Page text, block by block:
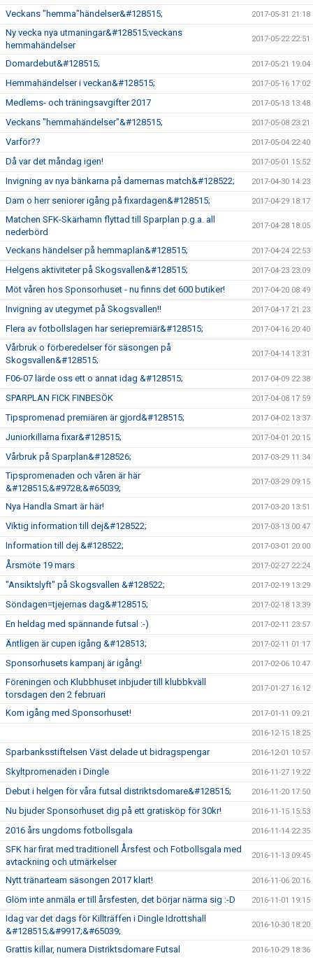
Veckans "hemma"händelser&#128515; 2017-05-31 21:18
Ny vecka nya utmaningar&#128515;veckans
hemmahändelser
2017-05-22 22:51
Domardebut&#128515; 2017-05-21 19:04
Hemmahändelser i veckan&#128515; 2017-05-16 17:02
Medlems- och träningsavgifter 2017 2017-05-13 13:48
Veckans "hemmahändelser"&#128515; 2017-05-08 23:21
Varför?? 2017-05-04 22:40
Då var det måndag igen! 2017-05-01 15:52
Invigning av nya bänkarna på damernas match&#128522; 2017-04-30 14:23
Dam o herr seniorer igång på fixardagen&#128515; 2017-04-29 18:17
Matchen SFK-Skärhamn flyttad till Sparplan p.g.a. all
nederbörd
2017-04-28 18:05
Veckans händelser på hemmaplan&#128515; 2017-04-24 22:53
Helgens aktiviteter på Skogsvallen&#128515; 2017-04-23 23:09
Möt våren hos Sponsorhuset - nu finns det 600 butiker! 2017-04-20 08:49
Invigning av utegymet på Skogsvallen!! 2017-04-17 21:23
Flera av fotbollslagen har seriepremiär&#128515; 2017-04-16 20:40
Vårbruk o förberedelser för säsongen på
Skogsvallen&#128515;
2017-04-14 13:31
F06-07 lärde oss ett o annat idag &#128515; 2017-04-09 22:38
SPARPLAN FICK FINBESÖK 2017-04-08 17:59
Tipspromenad premiären är gjord&#128515; 2017-04-02 13:37
Juniorkillarna fixar&#128515; 2017-04-01 20:15
Vårbruk på Sparplan&#128526; 2017-03-29 11:34
Tipspromenaden och våren är här
&#128515;&#9728;&#65039;
2017-03-29 09:15
Nya Handla Smart är här! 2017-03-20 13:51
Viktig information till dej&#128522; 2017-03-13 00:47
Information till dej &#128522; 2017-03-01 20:00
Årsmöte 19 mars 2017-02-27 22:24
"Ansiktslyft" på Skogsvallen &#128522; 2017-02-19 13:29
Söndagen=tjejernas dag&#128515; 2017-02-18 13:39
En heldag med spännande futsal :-) 2017-02-11 23:57
Äntligen är cupen igång &#128513; 2017-02-11 01:17
Sponsorhusets kampanj är igång! 2017-02-06 10:47
Föreningen och Klubbhuset inbjuder till klubbkväll
torsdagen den 2 februari
2017-01-27 16:12
Kom igång med Sponsorhuset! 2017-01-11 09:21
2016-12-15 18:25
Sparbanksstiftelsen Väst delade ut bidragspengar 2016-12-01 10:57
Skyltpromenaden i Dingle 2016-11-27 19:22
Debut i helgen för våra futsal distriktsdomare&#128515; 2016-11-20 17:50
Nu bjuder Sponsorhuset dig på ett gratisköp för 30kr! 2016-11-15 15:53
2016 års ungdoms fotbollsgala 2016-11-14 22:35
SFK har firat med traditionell Årsfest och Fotbollsgala med
avtackning och utmärkelser
2016-11-13 09:45
Nytt tränarteam säsongen 2017 klart! 2016-11-06 20:16
Glöm inte anmäla er till årsfesten, det börjar närma sig :-D 2016-11-01 19:15
Idag var det dags för Killträffen i Dingle Idrottshall
&#128515;&#9917;&#65039;
2016-10-30 18:20
Grattis killar, numera Distriktsdomare Futsal 2016-10-29 18:36